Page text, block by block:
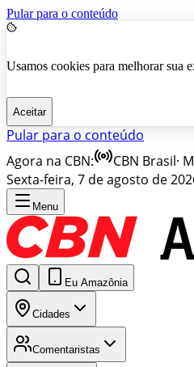
Pular para o conteúdo
Usamos cookies para melhorar sua
Aceitar
Pular para o conteúdo
Agora na CBN:
CBN Brasil·
Sexta-feira, 7 de agosto de
Menu
Eu Amazônia
Cidades
Comentaristas